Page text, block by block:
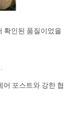
확인된 품질이었을
어 포스트와 강한 협